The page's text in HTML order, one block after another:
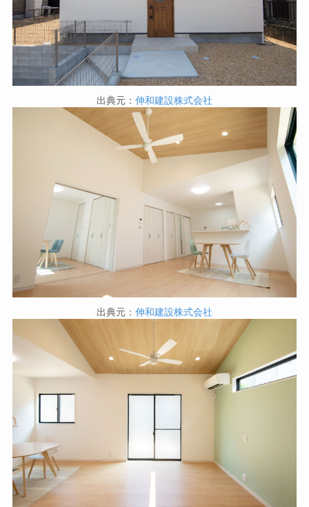
出典元： 伸和建設株式会社
出典元： 伸和建設株式会社